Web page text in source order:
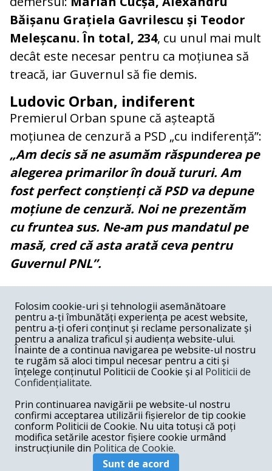
Băișanu Grațiela Gavrilescu și Teodor
Meleșcanu. În total, 234, cu unul mai mult
decât este necesar pentru ca moțiunea să
treacă, iar Guvernul să fie demis.
Ludovic Orban, indiferent
Premierul Orban spune că așteaptă
moțiunea de cenzură a PSD „cu indiferență”:
„Am decis să ne asumăm răspunderea pe
alegerea primarilor în două tururi. Am
fost perfect conștienți că PSD va depune
moțiune de cenzură. Noi ne prezentăm
cu fruntea sus. Ne-am pus mandatul pe
masă, cred că asta arată ceva pentru
Guvernul PNL”.
COMENTARII
Nume
Email
Postează comentariu
Folosim cookie-uri și tehnologii asemănătoare
pentru a-ți îmbunătăți experiența pe acest website,
pentru a-ți oferi conținut și reclame personalizate și
pentru a analiza traficul și audiența website-ului.
Înainte de a continua navigarea pe website-ul nostru
te rugăm să aloci timpul necesar pentru a citi și
înțelege conținutul Politicii de Cookie și al Politicii de
Confidențialitate.
Prin continuarea navigării pe website-ul nostru
confirmi acceptarea utilizării fișierelor de tip cookie
conform Politicii de Cookie. Nu uita totuși că poți
modifica setările acestor fișiere cookie urmând
instrucțiunile din Politica de Cookie.
Sunt de acord